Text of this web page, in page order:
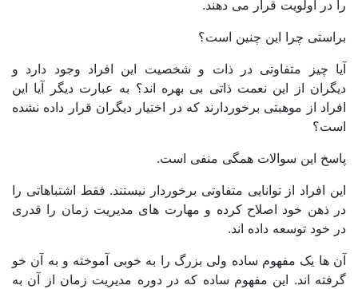
در اولویت قرار می دهند.
چرا این چنین است؟
چیز متفاوتی در ذات و شخصیت این افراد وجود دارد و
از این نعمت ذاتی بی بهره اند؟ به عبارت دیگر آیا این
از موهبتی برخوردارند که در اختیار دیگران قرار داده نشده
این سوالات همگی منفی است.
افراد از توانایی متفاوتی برخوردار نیستند. فقط اشتباهاتی را
ذهن خود اصلاح کرده و مهارت های مدیریت زمان را قدری
خود توسعه داده اند.
ها یک مفهوم ساده ولی بزرگ را به خوبی آموخته و به آن خو
اند. این مفهوم ساده که در دوره مدیریت زمان از آن به